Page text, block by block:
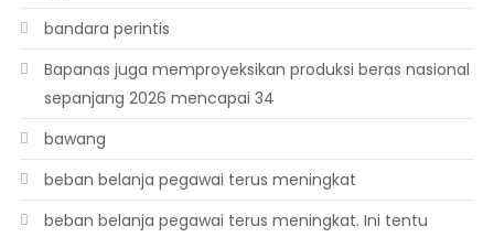
bandara perintis
Bapanas juga memproyeksikan produksi beras nasional
sepanjang 2026 mencapai 34
bawang
beban belanja pegawai terus meningkat
beban belanja pegawai terus meningkat. Ini tentu